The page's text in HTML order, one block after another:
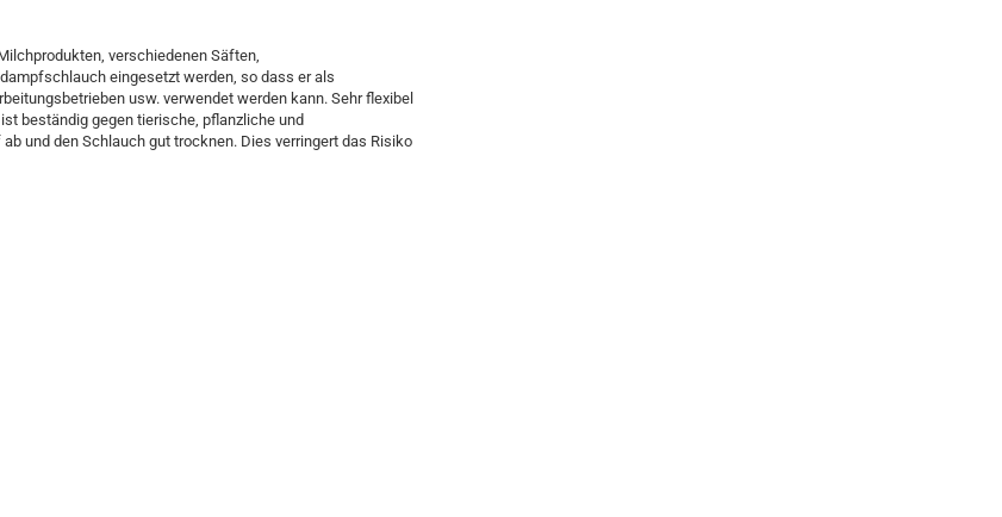
verschiedenen Säften,
eingesetzt werden, so dass er als
usw. verwendet werden kann. Sehr flexibel
beständig gegen tierische, pflanzliche und
und den Schlauch gut trocknen. Dies verringert das Risiko